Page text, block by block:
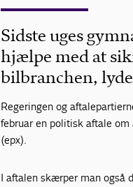
Sidste uges
hjælpe med at
bilbranchen,
Regeringen og
februar en politisk aftale
(epx).
I aftalen skærper man også